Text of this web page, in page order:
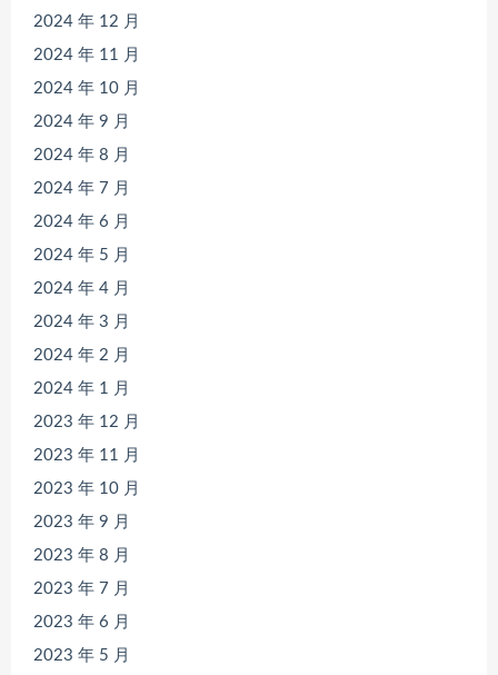
2024 年 12 月
2024 年 11 月
2024 年 10 月
2024 年 9 月
2024 年 8 月
2024 年 7 月
2024 年 6 月
2024 年 5 月
2024 年 4 月
2024 年 3 月
2024 年 2 月
2024 年 1 月
2023 年 12 月
2023 年 11 月
2023 年 10 月
2023 年 9 月
2023 年 8 月
2023 年 7 月
2023 年 6 月
2023 年 5 月